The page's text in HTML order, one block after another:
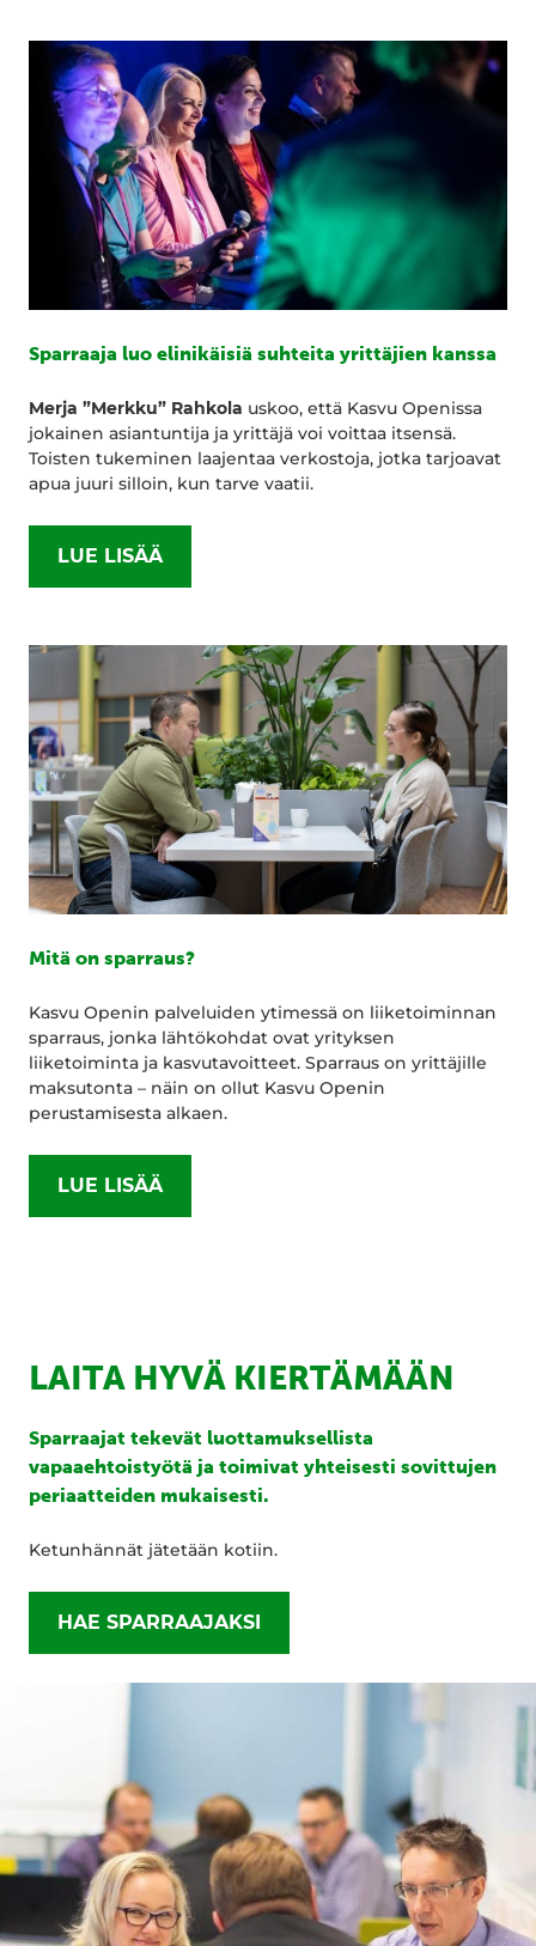
Sparraaja luo elinikäisiä suhteita yrittäjien kanssa
Merja ”Merkku” Rahkola uskoo, että Kasvu Openissa
jokainen asiantuntija ja yrittäjä voi voittaa itsensä.
Toisten tukeminen laajentaa verkostoja, jotka tarjoavat
apua juuri silloin, kun tarve vaatii.
LUE LISÄÄ
Mitä on sparraus?
Kasvu Openin palveluiden ytimessä on liiketoiminnan
sparraus, jonka lähtökohdat ovat yrityksen
liiketoiminta ja kasvutavoitteet. Sparraus on yrittäjille
maksutonta – näin on ollut Kasvu Openin
perustamisesta alkaen.
LUE LISÄÄ
LAITA HYVÄ KIERTÄMÄÄN
Sparraajat tekevät luottamuksellista
vapaaehtoistyötä ja toimivat yhteisesti sovittujen
periaatteiden mukaisesti.
Ketunhännät jätetään kotiin.
HAE SPARRAAJAKSI